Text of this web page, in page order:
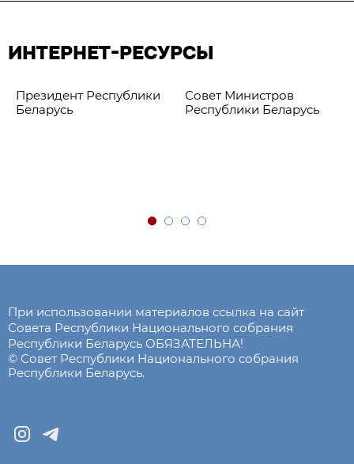
ИНТЕРНЕТ-РЕСУРСЫ
Президент Республики
Беларусь
Совет Министров
Республики Беларусь
При использовании материалов ссылка на сайт
Совета Республики Национального собрания
Республики Беларусь ОБЯЗАТЕЛЬНА!
© Совет Республики Национального собрания
Республики Беларусь.